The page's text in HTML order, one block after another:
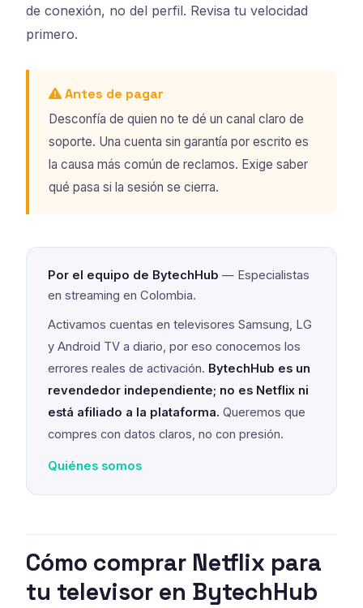
de conexión, no del perfil. Revisa tu velocidad
primero.
Antes de pagar
Desconfía de quien no te dé un canal claro de
soporte. Una cuenta sin garantía por escrito es
la causa más común de reclamos. Exige saber
qué pasa si la sesión se cierra.
Por el equipo de BytechHub — Especialistas
en streaming en Colombia.
Activamos cuentas en televisores Samsung, LG
y Android TV a diario, por eso conocemos los
errores reales de activación. BytechHub es un
revendedor independiente; no es Netflix ni
está afiliado a la plataforma. Queremos que
compres con datos claros, no con presión.
Quiénes somos
Cómo comprar Netflix para
tu televisor en BytechHub